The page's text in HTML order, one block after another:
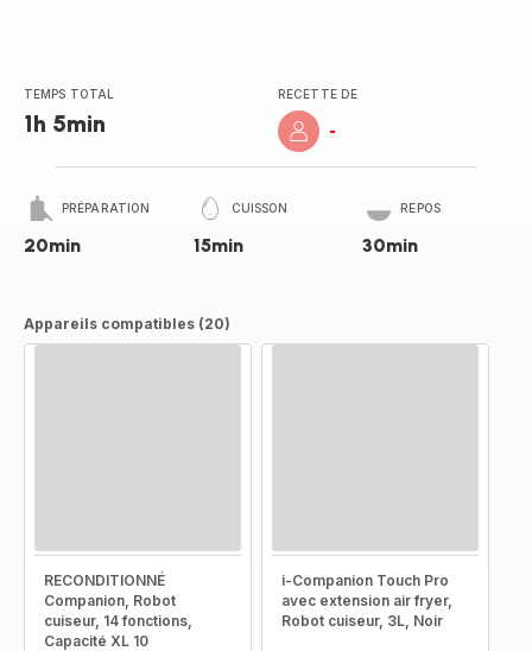
TEMPS TOTAL
1h 5min
RECETTE DE
-
PRÉPARATION
20min
CUISSON
15min
REPOS
30min
Appareils compatibles (20)
RECONDITIONNÉ
Companion, Robot
cuiseur, 14 fonctions,
Capacité XL 10
i-Companion Touch Pro
avec extension air fryer,
Robot cuiseur, 3L, Noir